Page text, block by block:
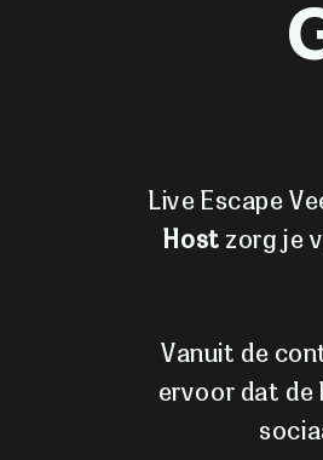
Live Escape
Host zorg je
Vanuit de
ervoor dat de